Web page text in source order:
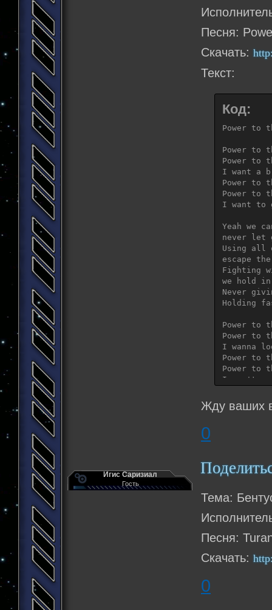
But i
Песня:
Скачать:
Текст:
Код:
Power to
Power to
Power to
I want a
Power to
Power to
I want to
Yeah we
never let
Using all
escape
Fighting
we hold in
Never
Holding
Power to
Power to
I wanna
Power to
Power to
I won't
Boldly
Looking
   *REPEAT
Power to
come on!
Power to
Power to
come on!
Жду ваших
0
Игис Саризиал
Гость
Тема:
Песня:
Скачать:
0